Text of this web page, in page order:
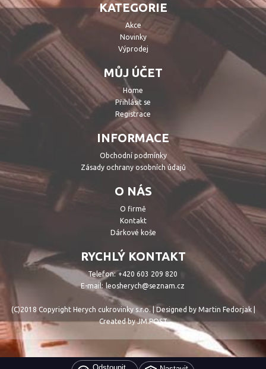
KATEGORIE
Akce
Novinky
Výprodej
MŮJ ÚČET
Home
Přihlásit se
Registrace
INFORMACE
Obchodní podmínky
Zásady ochrany osobních údajů
O NÁS
O firmě
Kontakt
Dárkové koše
RYCHLÝ KONTAKT
Telefon: +420 603 209 820
E-mail: leosherych@seznam.cz
(C)2018 Copyright Herych cukrovinky s.r.o. | Designed by Martin Fedorjak |
Created by JM.POST